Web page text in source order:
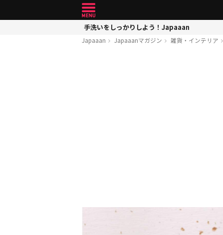
手洗いをしっかりしよう！Japaaan
Japaaan Japaaanマガジン 雑貨・インテリア